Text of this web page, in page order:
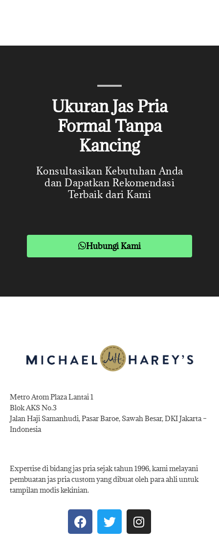
Ukuran Jas Pria
Formal Tanpa
Kancing
Konsultasikan Kebutuhan Anda
dan Dapatkan Rekomendasi
Terbaik dari Kami
Hubungi Kami
Metro Atom Plaza Lantai 1
Blok AKS No.3
Jalan Haji Samanhudi, Pasar Baroe, Sawah Besar, DKI Jakarta –
Indonesia
Expertise di bidang jas pria sejak tahun 1996, kami melayani
pembuatan jas pria custom yang dibuat oleh para ahli untuk
tampilan modis kekinian.